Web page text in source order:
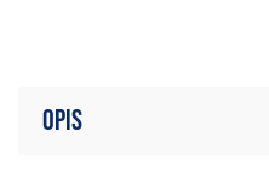
Opis